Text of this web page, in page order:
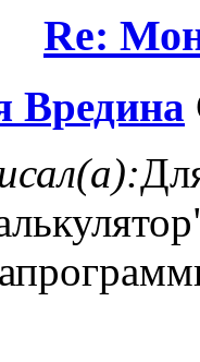
Re:
Вредина